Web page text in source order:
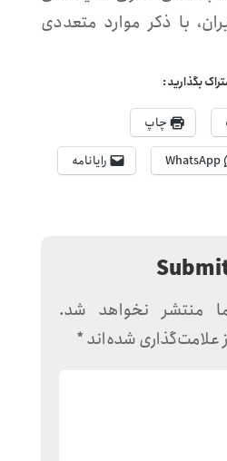
با ذکر موارد متعددی
بگذارید:
چاپ
WhatsApp رایانامه
منتشر نخواهد شد.
شده‌اند*